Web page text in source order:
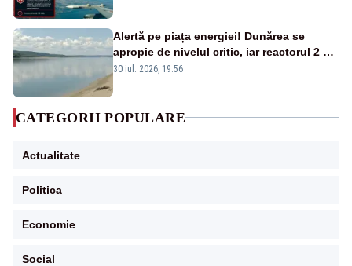
Alertă pe piața energiei! Dunărea se
apropie de nivelul critic, iar reactorul 2 de
la Cernavodă ar putea fi oprit
30 iul. 2026, 19:56
CATEGORII POPULARE
Actualitate
Politica
Economie
Social